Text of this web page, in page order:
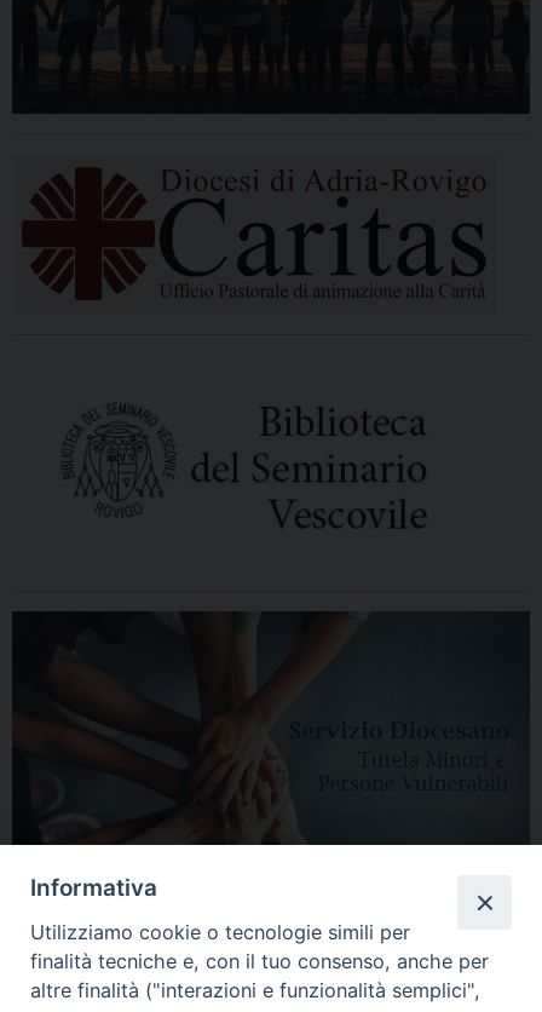
Informativa
Utilizziamo cookie o tecnologie simili per
finalità tecniche e, con il tuo consenso, anche per
altre finalità ("interazioni e funzionalità semplici",